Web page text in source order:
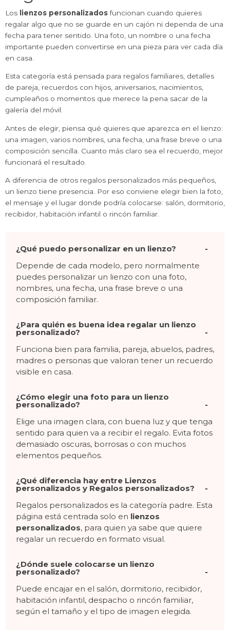
Los lienzos personalizadosfuncionan cuando quieres
regalar algo que no se guarde en un cajón ni dependa de una
fecha para tener sentido. Una foto, un nombre o una fecha
importante pueden convertirse en una pieza para ver cada día
en casa.
Esta categoría está pensada para regalos familiares, detalles
de pareja, recuerdos con hijos, aniversarios, nacimientos,
cumpleaños o momentos que merece la pena sacar de la
galería del móvil.
Antes de elegir, piensa qué quieres que aparezca en el lienzo:
una imagen, varios nombres, una fecha, una frase breve o una
composición sencilla. Cuanto más claro sea el recuerdo, mejor
funcionará el resultado.
A diferencia de otros regalos personalizados más pequeños,
un lienzo tiene presencia. Por eso conviene elegir bien la foto,
el mensaje y el lugar donde podría colocarse: salón, dormitorio,
recibidor, habitación infantil o rincón familiar.
¿Qué puedo personalizar en un lienzo?
Depende de cada modelo, pero normalmente
puedes personalizar un lienzo con una foto,
nombres, una fecha, una frase breve o una
composición familiar.
¿Para quién es buena idea regalar un lienzo
personalizado?
Funciona bien para familia, pareja, abuelos, padres,
madres o personas que valoran tener un recuerdo
visible en casa.
¿Cómo elegir una foto para un lienzo
personalizado?
Elige una imagen clara, con buena luz y que tenga
sentido para quien va a recibir el regalo. Evita fotos
demasiado oscuras, borrosas o con muchos
elementos pequeños.
¿Qué diferencia hay entre Lienzos
personalizados y Regalos personalizados?
Regalos personalizados es la categoría padre. Esta
página está centrada solo en lienzos
personalizados, para quien ya sabe que quiere
regalar un recuerdo en formato visual.
¿Dónde suele colocarse un lienzo
personalizado?
Puede encajar en el salón, dormitorio, recibidor,
habitación infantil, despacho o rincón familiar,
según el tamaño y el tipo de imagen elegida.